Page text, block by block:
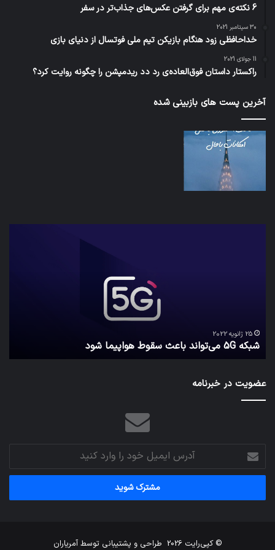
6 نکته‌ی مهم برای گرفتن عکس‌های جذاب‌تر در سفر
30 سپتامبر 2021
خداحافظی زود هنگام بازیکن تیم ملی فوتسال از دنیای بازی
11 جولای 2021
راکستار داستان فوق‌العاده‌ی رد دد ریدمپشن را چگونه روایت کرد؟
آخرین پست های بازبینی شده
25 ژانویه 2022
شبکه 5G می‌تواند باعث سقوط هواپیما شود
عضویت در خبرنامه
آدرس
ایمیل
خود
وارد
© کپی‌رایت 2026 طراحی و پشتیبانی توسطآمریاران